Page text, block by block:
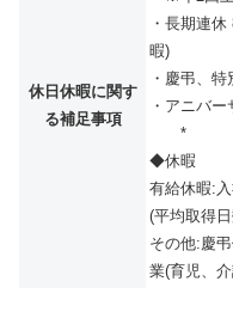
休日休暇に関す
る補足事項
・長期連
暇)
・慶弔、
・アニバ
*
◆休暇
有給休暇:
(平均取得
その他:慶
業(育児、